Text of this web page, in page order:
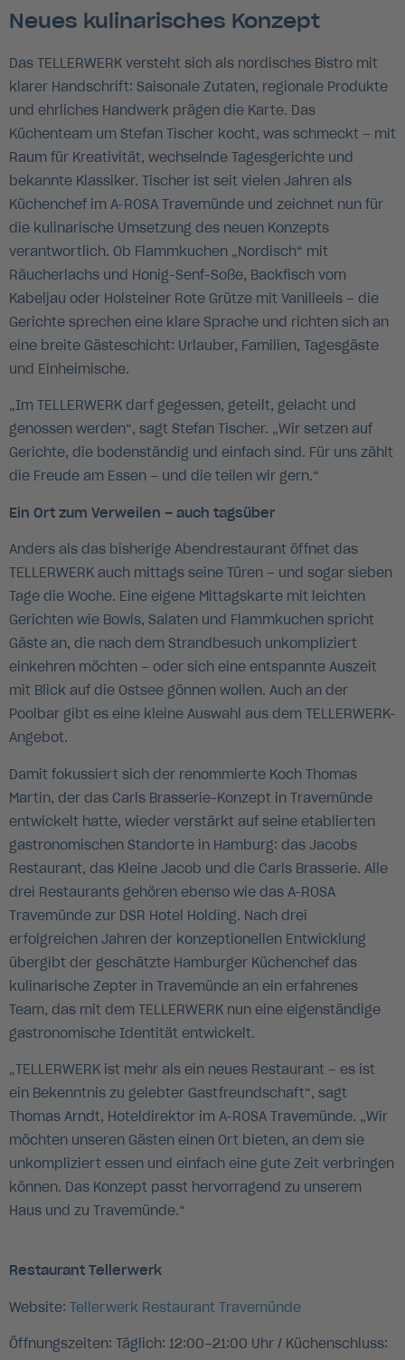
Neues kulinarisches Konzept
Das TELLERWERK versteht sich als nordisches Bistro mit
klarer Handschrift: Saisonale Zutaten, regionale Produkte
und ehrliches Handwerk prägen die Karte. Das
Küchenteam um Stefan Tischer kocht, was schmeckt – mit
Raum für Kreativität, wechselnde Tagesgerichte und
bekannte Klassiker. Tischer ist seit vielen Jahren als
Küchenchef im A-ROSA Travemünde und zeichnet nun für
die kulinarische Umsetzung des neuen Konzepts
verantwortlich. Ob Flammkuchen „Nordisch“ mit
Räucherlachs und Honig-Senf-Soße, Backfisch vom
Kabeljau oder Holsteiner Rote Grütze mit Vanilleeis – die
Gerichte sprechen eine klare Sprache und richten sich an
eine breite Gästeschicht: Urlauber, Familien, Tagesgäste
und Einheimische.
„Im TELLERWERK darf gegessen, geteilt, gelacht und
genossen werden“, sagt Stefan Tischer. „Wir setzen auf
Gerichte, die bodenständig und einfach sind. Für uns zählt
die Freude am Essen – und die teilen wir gern.“
Ein Ort zum Verweilen – auch tagsüber
Anders als das bisherige Abendrestaurant öffnet das
TELLERWERK auch mittags seine Türen – und sogar sieben
Tage die Woche. Eine eigene Mittagskarte mit leichten
Gerichten wie Bowls, Salaten und Flammkuchen spricht
Gäste an, die nach dem Strandbesuch unkompliziert
einkehren möchten – oder sich eine entspannte Auszeit
mit Blick auf die Ostsee gönnen wollen. Auch an der
Poolbar gibt es eine kleine Auswahl aus dem TELLERWERK-
Angebot.
Damit fokussiert sich der renommierte Koch Thomas
Martin, der das Carls Brasserie-Konzept in Travemünde
entwickelt hatte, wieder verstärkt auf seine etablierten
gastronomischen Standorte in Hamburg: das Jacobs
Restaurant, das Kleine Jacob und die Carls Brasserie. Alle
drei Restaurants gehören ebenso wie das A-ROSA
Travemünde zur DSR Hotel Holding. Nach drei
erfolgreichen Jahren der konzeptionellen Entwicklung
übergibt der geschätzte Hamburger Küchenchef das
kulinarische Zepter in Travemünde an ein erfahrenes
Team, das mit dem TELLERWERK nun eine eigenständige
gastronomische Identität entwickelt.
„TELLERWERK ist mehr als ein neues Restaurant – es ist
ein Bekenntnis zu gelebter Gastfreundschaft“, sagt
Thomas Arndt, Hoteldirektor im A-ROSA Travemünde. „Wir
möchten unseren Gästen einen Ort bieten, an dem sie
unkompliziert essen und einfach eine gute Zeit verbringen
können. Das Konzept passt hervorragend zu unserem
Haus und zu Travemünde.“
Restaurant Tellerwerk
Website: Tellerwerk Restaurant Travemünde
Öffnungszeiten: Täglich: 12:00–21:00 Uhr / Küchenschluss: